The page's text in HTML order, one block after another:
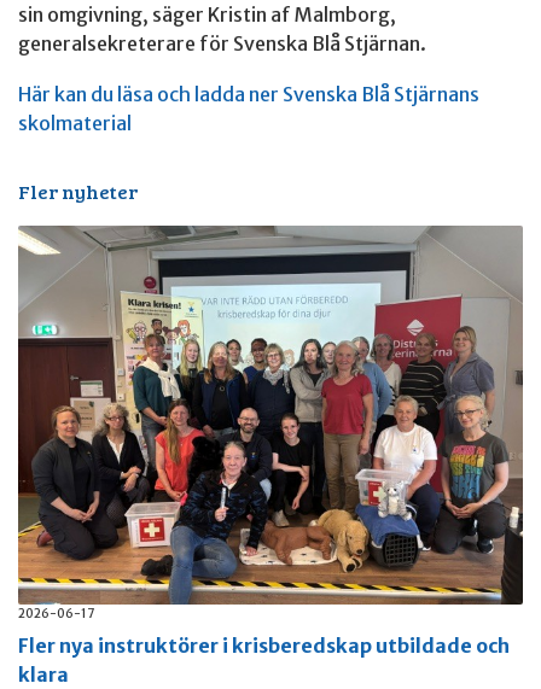
sin omgivning, säger Kristin af Malmborg,
generalsekreterare för Svenska Blå Stjärnan.
Här kan du läsa och ladda ner Svenska Blå Stjärnans
skolmaterial
Fler nyheter
2026-06-17
Fler nya instruktörer i krisberedskap utbildade och
klara